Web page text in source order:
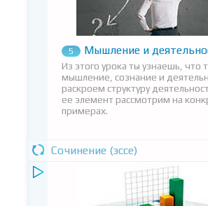
5 Мышление и
Из этого урока ты узнаешь, что
мышление, сознание и
раскроем структуру
ее элемент рассмотрим на
примерах.
Сочинение (эссе)